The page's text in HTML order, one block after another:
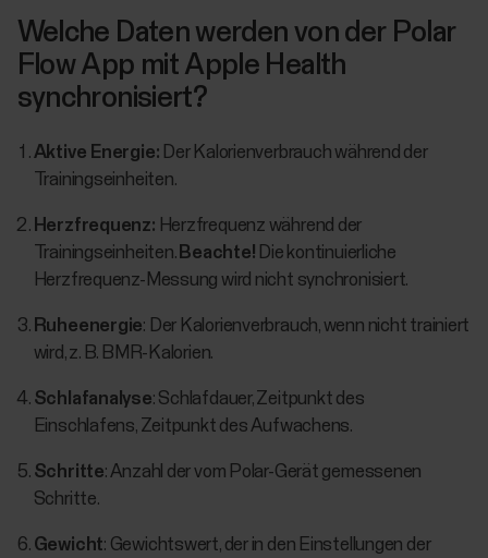
Welche Daten werden von der Polar
Flow App mit Apple Health
synchronisiert?
Aktive Energie: Der Kalorienverbrauch während der
Trainingseinheiten.
Herzfrequenz: Herzfrequenz während der
Trainingseinheiten. Beachte! Die kontinuierliche
Herzfrequenz-Messung wird nicht synchronisiert.
Ruheenergie: Der Kalorienverbrauch, wenn nicht trainiert
wird, z. B. BMR-Kalorien.
Schlafanalyse: Schlafdauer, Zeitpunkt des
Einschlafens, Zeitpunkt des Aufwachens.
Schritte: Anzahl der vom Polar-Gerät gemessenen
Schritte.
Gewicht: Gewichtswert, der in den Einstellungen der